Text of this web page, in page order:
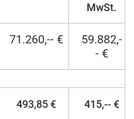
MwSt.
71.260,-- €
59.882,-
- €
493,85 € 415,-- €